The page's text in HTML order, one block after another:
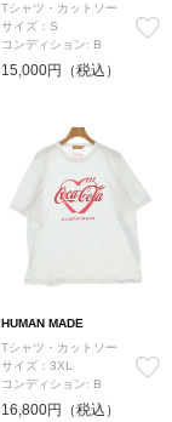
Tシャツ・カットソー
サイズ：S
コンディション: B
15,000円（税込）
HUMAN MADE
Tシャツ・カットソー
サイズ：3XL
コンディション: B
16,800円（税込）